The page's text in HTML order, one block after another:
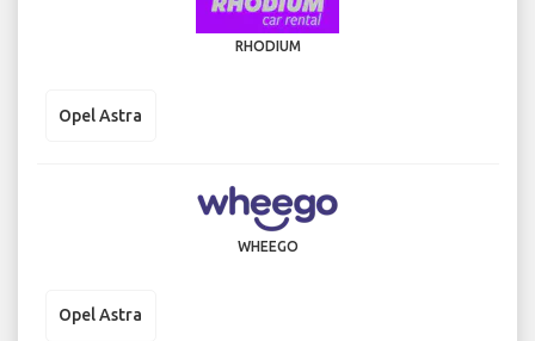
RHODIUM
Opel Astra
WHEEGO
Opel Astra